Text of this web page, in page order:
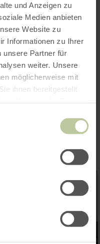
und Anzeigen zu
Medien anbieten
Website zu
Informationen zu Ihrer
unsere Partner für
weiter. Unsere
möglicherweise mit
ihnen bereitgestellt